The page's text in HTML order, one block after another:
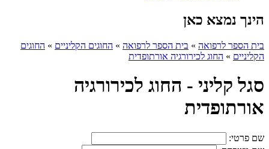
הינך נמצא כאן
בית הספר לרפואה » בית הספר לרפואה » החוגים הקליניים » החוגים
הקליניים » החוג לכירורגיה אורתופדית
סגל קליני - החוג לכירורגיה
אורתופדית
שם פרטי: